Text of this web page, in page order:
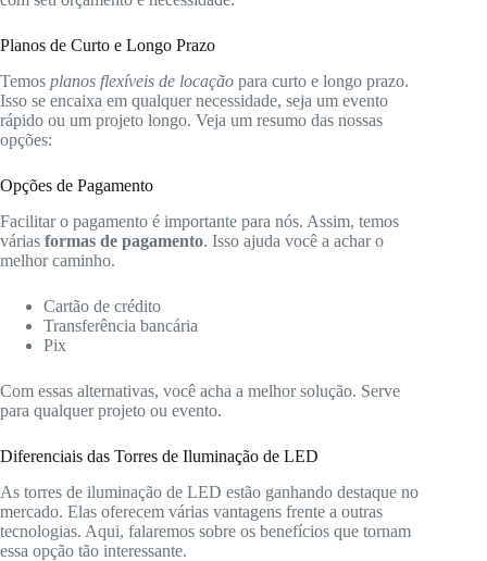
Planos de Curto e Longo Prazo
Temos planos flexíveis de locação para curto e longo prazo.
Isso se encaixa em qualquer necessidade, seja um evento
rápido ou um projeto longo. Veja um resumo das nossas
opções:
Opções de Pagamento
Facilitar o pagamento é importante para nós. Assim, temos
várias formas de pagamento. Isso ajuda você a achar o
melhor caminho.
Cartão de crédito
Transferência bancária
Pix
Com essas alternativas, você acha a melhor solução. Serve
para qualquer projeto ou evento.
Diferenciais das Torres de Iluminação de LED
As torres de iluminação de LED estão ganhando destaque no
mercado. Elas oferecem várias vantagens frente a outras
tecnologias. Aqui, falaremos sobre os benefícios que tornam
essa opção tão interessante.